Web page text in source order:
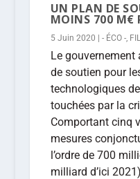
UN PLAN DE
MOINS 700 M€
5 Juin 2020 - ÉCO -,
Le
de soutien pour
technologiques
touchées par la
Comportant cinq
mesures
l’ordre de 700
milliard d’ici